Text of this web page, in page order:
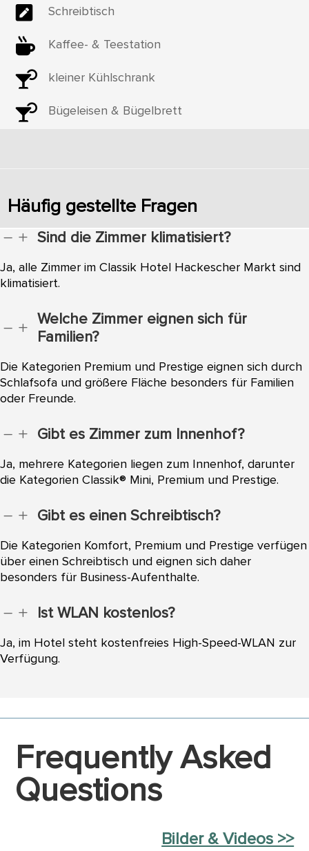
 Schreibtisch
 Kaffee- & Teestation
 kleiner Kühlschrank
 Bügeleisen & Bügelbrett
Häufig gestellte Fragen
K L Sind die Zimmer klimatisiert?
Ja, alle Zimmer im Classik Hotel Hackescher Markt sind
klimatisiert.
K L
Welche Zimmer eignen sich für
Familien?
Die Kategorien Premium und Prestige eignen sich durch
Schlafsofa und größere Fläche besonders für Familien
oder Freunde.
K L Gibt es Zimmer zum Innenhof?
Ja, mehrere Kategorien liegen zum Innenhof, darunter
die Kategorien Classik® Mini, Premium und Prestige.
K L Gibt es einen Schreibtisch?
Die Kategorien Komfort, Premium und Prestige verfügen
über einen Schreibtisch und eignen sich daher
besonders für Business-Aufenthalte.
K L Ist WLAN kostenlos?
Ja, im Hotel steht kostenfreies High-Speed-WLAN zur
Verfügung.
Frequently Asked
Questions
Bilder & Videos >>